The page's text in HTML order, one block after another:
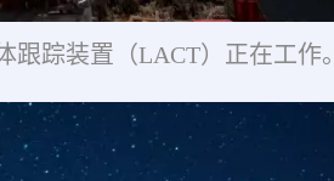
跟踪装置（LACT）正在工作。